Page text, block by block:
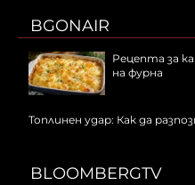
BGONAIR
Рецепта за
на фурна
Топлинен удар: Как да
BLOOMBERGTV